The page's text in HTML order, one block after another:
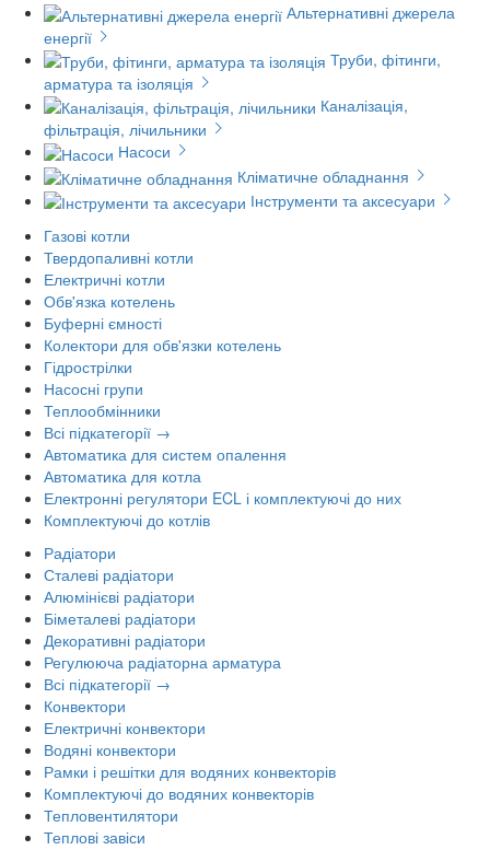
Альтернативні джерела
енергії
Труби, фітинги,
арматура та ізоляція
Каналізація,
фільтрація, лічильники
Насоси
Кліматичне обладнання
Інструменти та аксесуари
Газові котли
Твердопаливні котли
Електричні котли
Обв'язка котелень
Буферні ємності
Колектори для обв'язки котелень
Гідрострілки
Насосні групи
Теплообмінники
Всі підкатегорії →
Автоматика для систем опалення
Автоматика для котла
Електронні регулятори ECL і комплектуючі до них
Комплектуючі до котлів
Радіатори
Сталеві радіатори
Алюмінієві радіатори
Біметалеві радіатори
Декоративні радіатори
Регулююча радіаторна арматура
Всі підкатегорії →
Конвектори
Електричні конвектори
Водяні конвектори
Рамки і решітки для водяних конвекторів
Комплектуючі до водяних конвекторів
Тепловентилятори
Теплові завіси